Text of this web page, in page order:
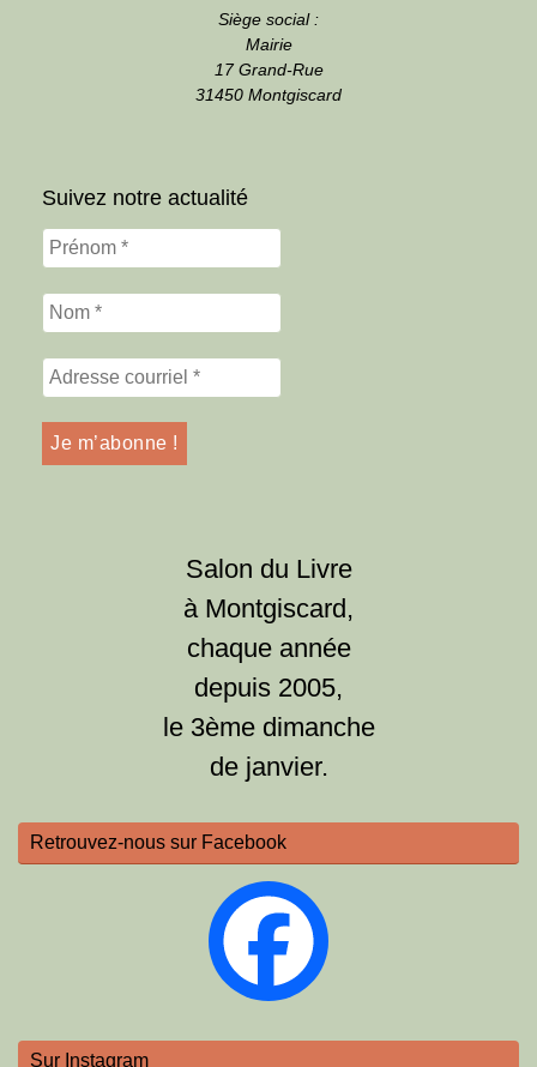
Siège social :
Mairie
17 Grand-Rue
31450 Montgiscard
Suivez notre actualité
Salon du Livre
à Montgiscard,
chaque année
depuis 2005,
le 3ème dimanche
de janvier.
Retrouvez-nous sur Facebook
Sur Instagram